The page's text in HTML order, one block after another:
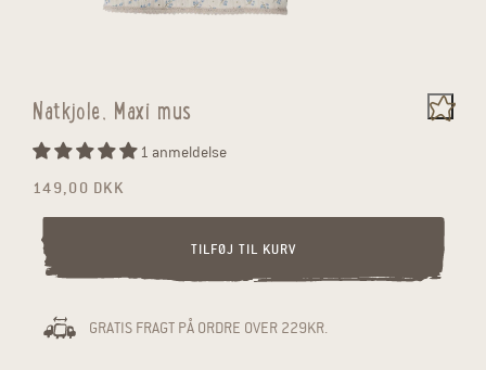
Natkjole, Maxi mus
1 anmeldelse
Normalpris
149,00 DKK
TILFØJ TIL KURV
GRATIS FRAGT PÅ ORDRE OVER 229KR.